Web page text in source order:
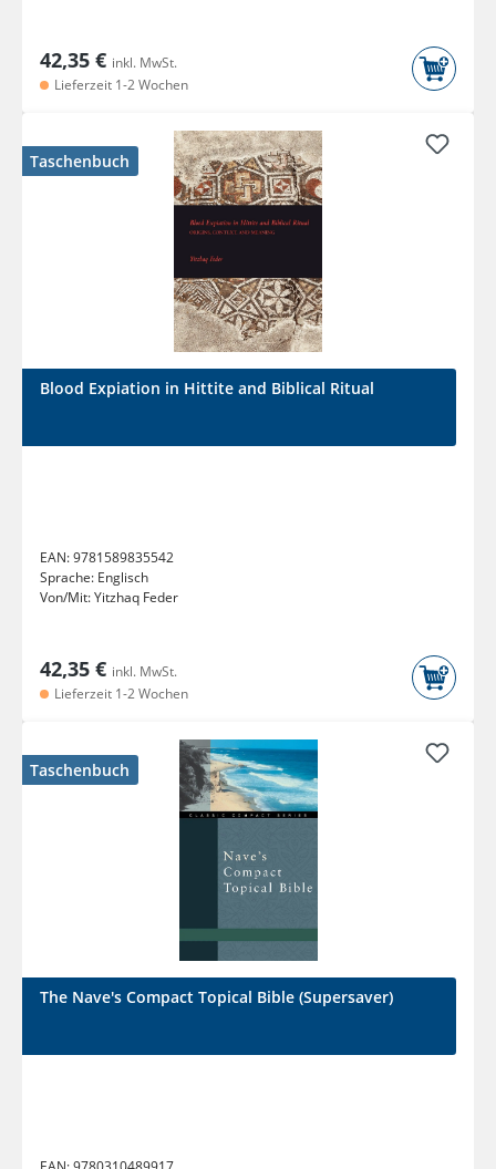
42,35 € inkl. MwSt.
Lieferzeit 1-2 Wochen
Taschenbuch
Blood Expiation in Hittite and Biblical Ritual
EAN:9781589835542
Sprache: Englisch
Von/Mit:Yitzhaq Feder
42,35 € inkl. MwSt.
Lieferzeit 1-2 Wochen
Taschenbuch
The Nave's Compact Topical Bible (Supersaver)